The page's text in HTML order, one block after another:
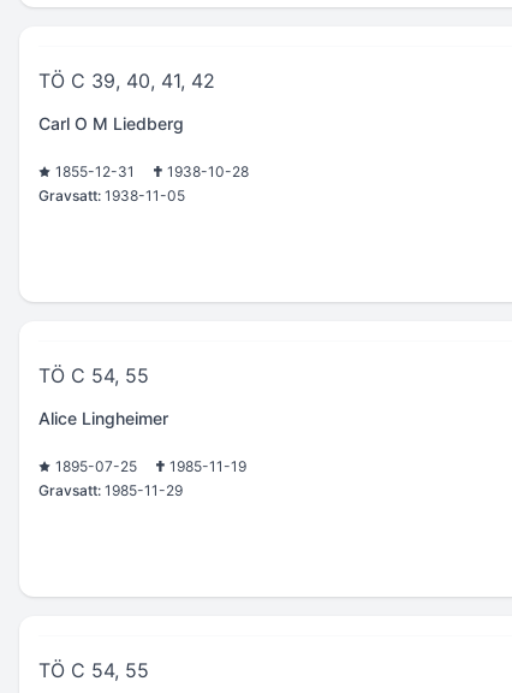
TÖ C 39, 40, 41, 42
Carl O M Liedberg
1855-12-31
1938-10-28
Gravsatt: 1938-11-05
TÖ C 54, 55
Alice Lingheimer
1895-07-25
1985-11-19
Gravsatt: 1985-11-29
TÖ C 54, 55